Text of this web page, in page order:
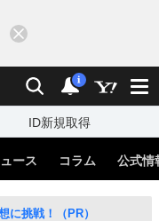
検索 通知
i
ID新規取得
ース コラム 公式情
に挑戦！（PR）